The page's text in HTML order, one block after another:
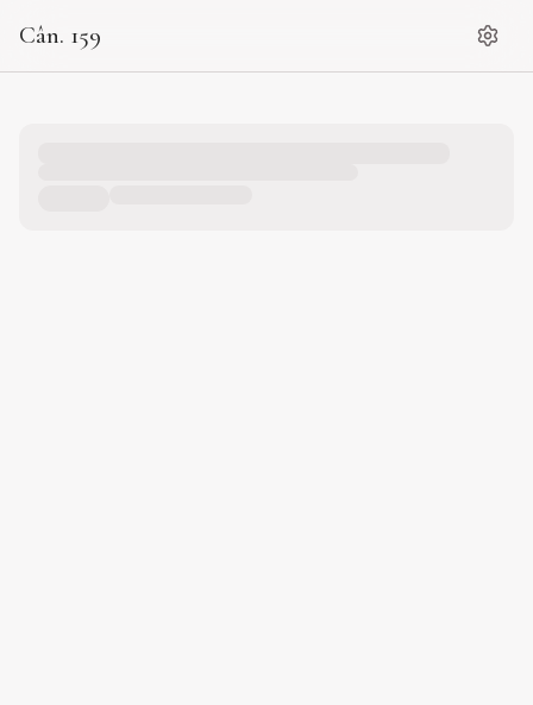
Cân. 159